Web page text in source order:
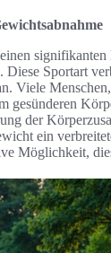
. Diese Sportart
Viele
gesünderen
der
ein
Möglichkeit,